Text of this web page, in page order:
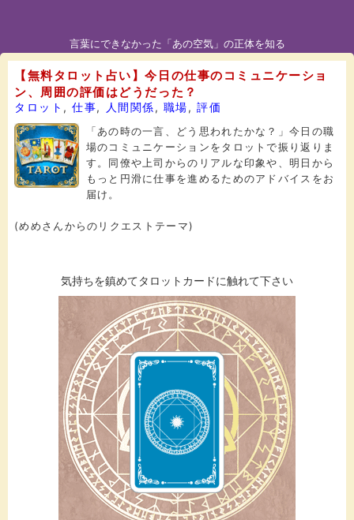
言葉にできなかった「あの空気」の正体を知る
【無料タロット占い】今日の仕事のコミュニケーショ
ン、周囲の評価はどうだった？
タロット ,仕事, 人間関係, 職場, 評価
「あの時の一言、どう思われたかな？」今日の職
場のコミュニケーションをタロットで振り返りま
す。同僚や上司からのリアルな印象や、明日から
もっと円滑に仕事を進めるためのアドバイスをお
届け。
(めめさんからのリクエストテーマ)
気持ちを鎮めてタロットカードに触れて下さい